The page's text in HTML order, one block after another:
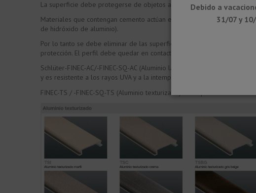
La superficie debe protegerse de objetos abrasivos o que puedan
Materiales que contengan cemento actúan en combinación con la
de hidróxido de aluminio).
Por lo tanto se debe eliminar de las superficies cualquier resto de
protección. El perfil debe quedar en contacto con el azulejo en su
Schlüter-FINEC-AC/-FINEC-SQ-AC (Aluminio lacado texturizado): El
y es resistente a los rayos UVA y a la intemperie. Los cantos visibles se
FINEC-TS / -FINEC-SQ-TS (Aluminio texturizado) es un perfil con
Debido a
31/07 y